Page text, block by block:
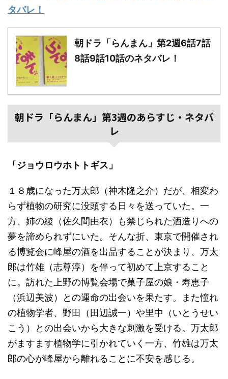
タバレ！
朝ドラ「らんまん」第2週6話7話
8話9話10話のネタバレ！
朝ドラ「らんまん」第3週のあらすじ・ネタバ
レ
「ジョウロウホトトギス」
１８歳になった万太郎（神木隆之介）だが、相変わ
らず植物の研究に没頭する日々を送っていた。一
方、姉の綾（佐久間由衣）も禁じられた酒造りへの
夢を諦められずにいた。そんな折、東京で開催され
る博覧会に峰屋の酒を出品することが決まり、万太
郎は竹雄（志尊淳）を伴って初めて上京すること
に。訪れた上野の博覧会場で菓子屋の娘・寿恵子
（浜辺美波）との運命の出会いを果たす。また憧れ
の植物学者、野田（田辺誠一）や里中（いとうせい
こう）との出会いから大きな刺激を受ける。万太郎
がますます植物学に引かれていく一方、竹雄は万太
郎の心が峰屋から離れることに不安を感じる。